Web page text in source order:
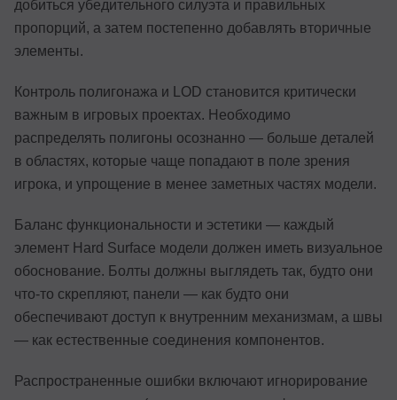
добиться убедительного силуэта и правильных
пропорций, а затем постепенно добавлять вторичные
элементы.
Контроль полигонажа и LOD становится критически
важным в игровых проектах. Необходимо
распределять полигоны осознанно — больше деталей
в областях, которые чаще попадают в поле зрения
игрока, и упрощение в менее заметных частях модели.
Баланс функциональности и эстетики — каждый
элемент Hard Surface модели должен иметь визуальное
обоснование. Болты должны выглядеть так, будто они
что-то скрепляют, панели — как будто они
обеспечивают доступ к внутренним механизмам, а швы
— как естественные соединения компонентов.
Распространенные ошибки включают игнорирование